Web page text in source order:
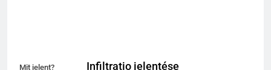
Mit jelent?
Infiltratio jelentése